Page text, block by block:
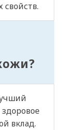
вклад.